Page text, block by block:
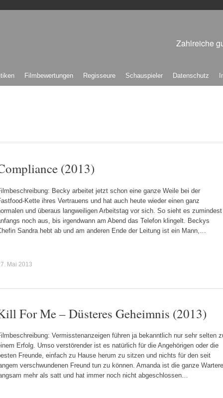
Zahlreiche
Filmbewertungen Regisseure Schauspieler Datenschutz
(2013)
Becky arbeitet jetzt schon eine ganze Weile bei der
Kette ihres Vertrauens und hat auch heute wieder einen ganz
und überaus langweiligen Arbeitstag vor sich. So sieht es zumindest
noch aus, bis irgendwann am Abend das Telefon klingelt. Beckys
Sandra hebt ab und am anderen Ende der Leitung ist ein Mann,…
Mai 2013
For Me – Düsteres Geheimnis (2013)
Vermisstenanzeigen führen ja bekanntlich nur sehr selten
Erfolg. Umso verstörender ist es natürlich für die Angehörigen oder die
Freunde, einfach zu Hause herum zu sitzen und nichts für den seit
verschwundenen Freund tun zu können. Amanda ist die ganze
mehr als satt und hat immer noch nicht abgeschlossen…